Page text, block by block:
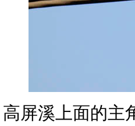
高屏溪上面的主